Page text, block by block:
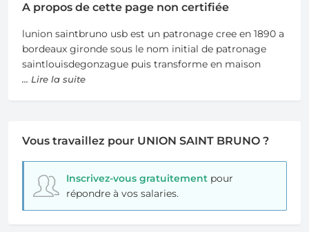
A propos de cette page non certifiée
lunion saintbruno usb est un patronage cree en 1890 a
bordeaux gironde sous le nom initial de patronage
saintlouisdegonzague puis transforme en maison
... Lire la suite
Vous travaillez pour UNION SAINT BRUNO ?
Inscrivez-vous gratuitementpour
répondre à vos salaries.